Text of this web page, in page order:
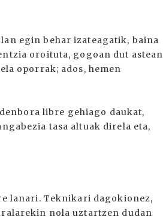
egin behar izateagatik, baina
oroituta, gogoan dut astean
oporrak; ados, hemen
libre gehiago daukat,
tasa altuak direla eta,
lanari. Teknikari dagokionez,
nola uztartzen dudan